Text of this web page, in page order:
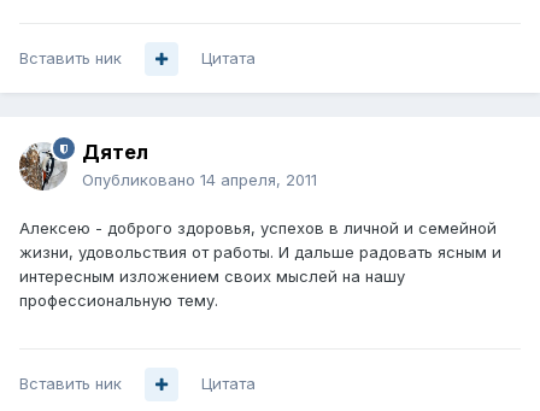
Вставить ник Цитата
Дятел
Опубликовано 14 апреля, 2011
Алексею - доброго здоровья, успехов в личной и семейной
жизни, удовольствия от работы. И дальше радовать ясным и
интересным изложением своих мыслей на нашу
профессиональную тему.
Вставить ник Цитата